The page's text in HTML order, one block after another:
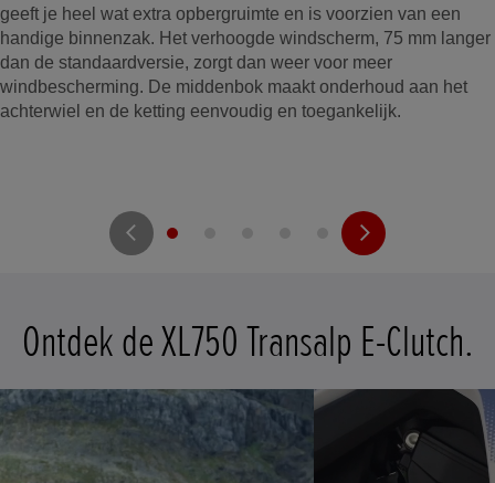
geeft je heel wat extra opbergruimte en is voorzien van een
handige binnenzak. Het verhoogde windscherm, 75 mm langer
dan de standaardversie, zorgt dan weer voor meer
windbescherming. De middenbok maakt onderhoud aan het
achterwiel en de ketting eenvoudig en toegankelijk.
Ontdek de XL750 Transalp E-Clutch.
t o I e t o